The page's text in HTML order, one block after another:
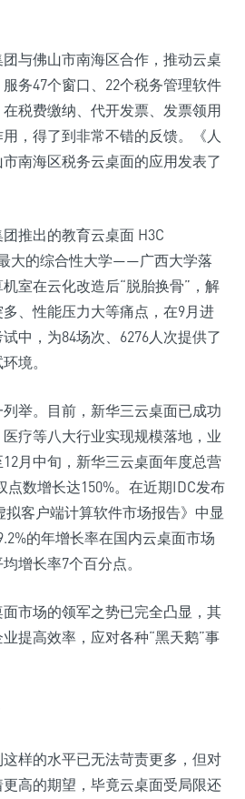
与佛山市南海区合作，推动云桌
务47个窗口、22个税务管理软件
税费缴纳、代开发票、发票领用
，得了到非常不错的反馈。《人
南海区税务云桌面的应用发表了
推出的教育云桌面 H3C
大的综合性大学——广西大学落
室在云化改造后“脱胎换骨”，解
、性能压力大等痛点，在9月进
中，为84场次、6276人次提供了
境。
举。目前，新华三云桌面已成功
疗等八大行业实现规模落地，业
月中旬，新华三云桌面年度总营
点数增长达150%。在近期IDC发布
拟客户端计算软件市场报告》中显
的年增长率在国内云桌面市场
增长率7个百分点。
市场的领军之势已完全凸显，其
提高效率，应对各种“黑天鹅”事
样的水平已无法苛责更多，但对
高的期望，毕竟云桌面受局限还